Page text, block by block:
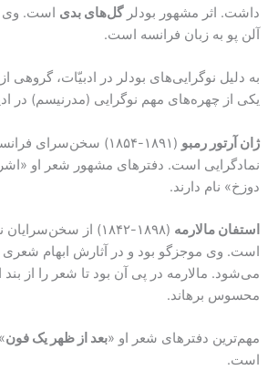
داشت. اثر مشهور بودلرگل‌های بدی است. وی
آلن پو به زبان فرانسه است.
به دلیل نوگرایی‌های بودلر در ادبیّات، گروهی
یکی از چهره‌های مهم نوگرایی (مدرنیسم) در
ژان آرتور رمبو
(۱۸۹۱-۱۸۵۴) سخن‌سرای
نمادگرایی است. دفترهای مشهور شعر او
دوزخ» نام دارند.
استفان مالارمه
(۱۸۹۸-۱۸۴۲) از
است. وی موجزگو بود و در آثارش ابهام شعری
می‌شود. مالارمه در پی آن بود تا شعر را از بند
محسوس برهاند.
مهم‌ترین دفترهای شعر او «بعد از ظهر یک فون
است.